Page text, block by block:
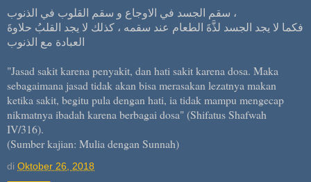
سقم الجسد في الاوجاع و سقم القلوب في الذنوب ،
فكما لا يجد الجسد لذَّةَ الطعام عند سقمه ، كذلك لا يجد القلبُ حلاوةَ
العبادة مع الذنوب
"Jasad sakit karena penyakit, dan hati sakit karena dosa. Maka
sebagaimana jasad tidak akan bisa merasakan lezatnya makan
ketika sakit, begitu pula dengan hati, ia tidak mampu mengecap
nikmatnya ibadah karena berbagai dosa" (Shifatus Shafwah
IV/316).
(Sumber kajian: Mulia dengan Sunnah)
di Oktober 26, 2018